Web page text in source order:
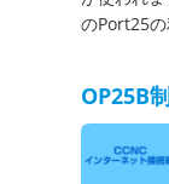
のPort25の
OP25B